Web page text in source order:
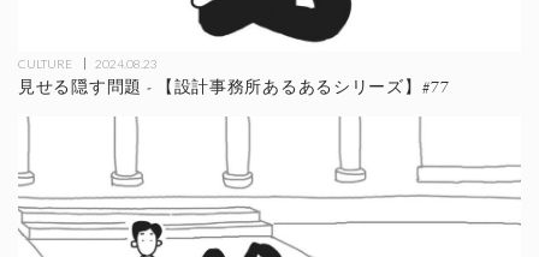
CULTURE 2024.08.23
見せる隠す問題 - 【設計事務所あるあるシリーズ】#77